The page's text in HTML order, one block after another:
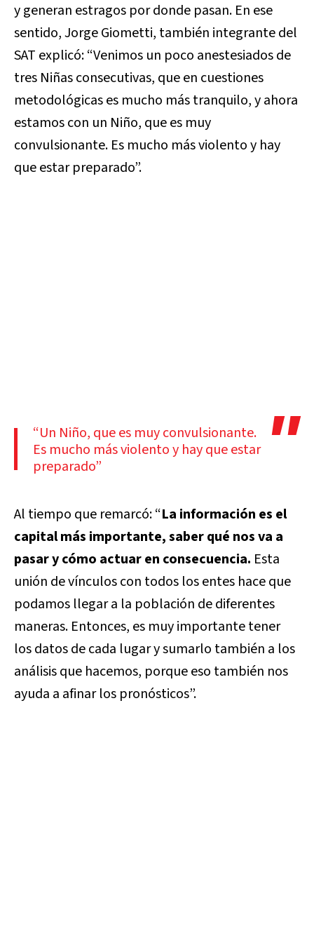
y generan estragos por donde pasan. En ese
sentido, Jorge Giometti, también integrante del
SAT explicó: “Venimos un poco anestesiados de
tres Niñas consecutivas, que en cuestiones
metodológicas es mucho más tranquilo, y ahora
estamos con un Niño, que es muy
convulsionante. Es mucho más violento y hay
que estar preparado”.
“Un Niño, que es muy convulsionante.
Es mucho más violento y hay que estar
preparado”
Al tiempo que remarcó: “La información es el
capital más importante,saber qué nos va a
pasar y cómo actuar en consecuencia. Esta
unión de vínculos con todos los entes hace que
podamos llegar a la población de diferentes
maneras. Entonces, es muy importante tener
los datos de cada lugar y sumarlo también a los
análisis que hacemos, porque eso también nos
ayuda a afinar los pronósticos”.